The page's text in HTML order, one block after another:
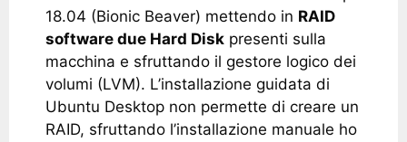
18.04 (Bionic Beaver) mettendo in RAID
software due Hard Disk presenti sulla
macchina e sfruttando il gestore logico dei
volumi (LVM). L’installazione guidata di
Ubuntu Desktop non permette di creare un
RAID, sfruttando l’installazione manuale ho